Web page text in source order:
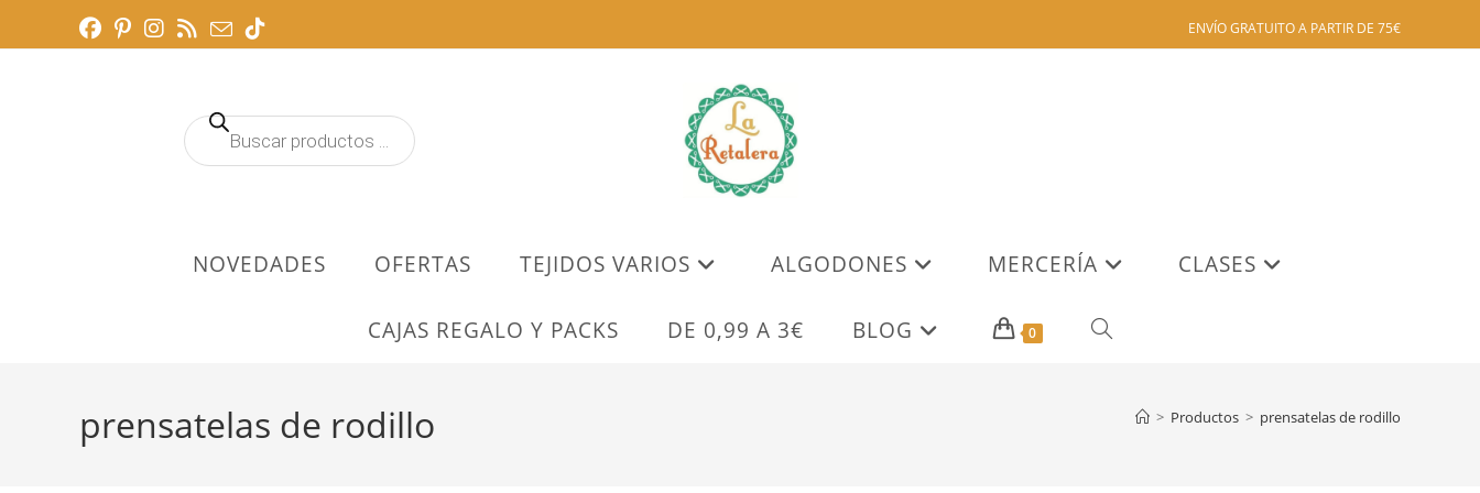
ENVÍO GRATUITO A PARTIR DE 75€
Búsqueda
de
NOVEDADES OFERTAS TEJIDOS VARIOS ALGODONES MERCERÍA CLASES
CAJAS REGALO Y PACKS DE 0,99 A 3€ BLOG 0 ALTERNAR
prensatelas de rodillo > Productos > prensatelas de rodillo